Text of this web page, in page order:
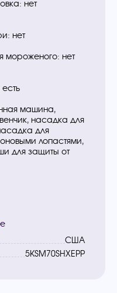
нет
нет
мороженого: нет
машина,
насадка для
для
лопастями,
для защиты от
США
5KSM70SHXEPP